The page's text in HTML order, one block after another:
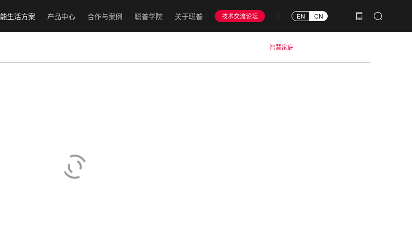
生活方案 产品中心 合作与案例 聪普学院 关于聪普 技术交流论坛 EN CN
智慧家庭